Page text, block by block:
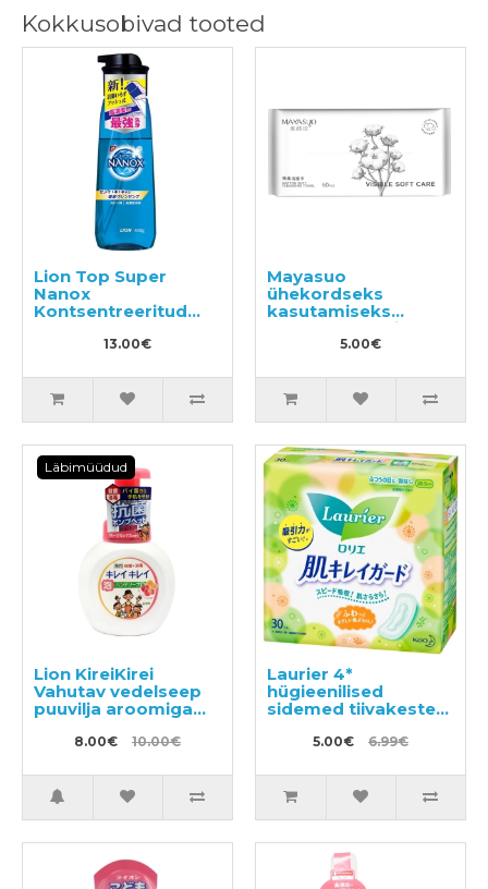
Kokkusobivad tooted
Lion Top Super
Nanox
Kontsentreeritud
pesupesemisvahend,
400ml
13.00€
Mayasuo
ühekordseks
kasutamiseks
mõeldud puuvillased
näorätikud 60tk
5.00€
Läbimüüdud
Lion KireiKirei
Vahutav vedelseep
puuvilja aroomiga
8.00€ 10.00€
Laurier 4*
hügieenilised
sidemed tiivakesteta
kasutamiseks
5.00€ 6.99€